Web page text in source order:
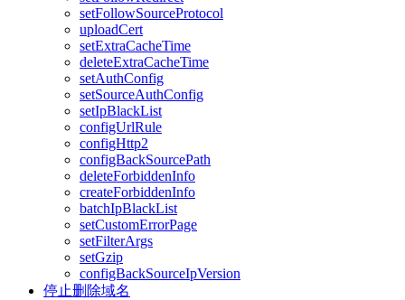
setFollowSourceProtocol
uploadCert
setExtraCacheTime
deleteExtraCacheTime
setAuthConfig
setSourceAuthConfig
setIpBlackList
configUrlRule
configHttp2
configBackSourcePath
deleteForbiddenInfo
createForbiddenInfo
batchIpBlackList
setCustomErrorPage
setFilterArgs
setGzip
configBackSourceIpVersion
停止删除域名